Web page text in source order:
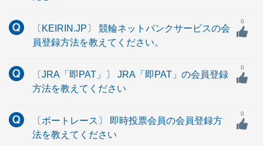
〔KEIRIN.JP〕 競輪ネットバンクサービスの会
員登録方法を教えてください。
0
〔JRA「即PAT」〕 JRA「即PAT」の会員登録
方法を教えてください
0
〔ボートレース〕 即時投票会員の会員登録方
法を教えてください
0